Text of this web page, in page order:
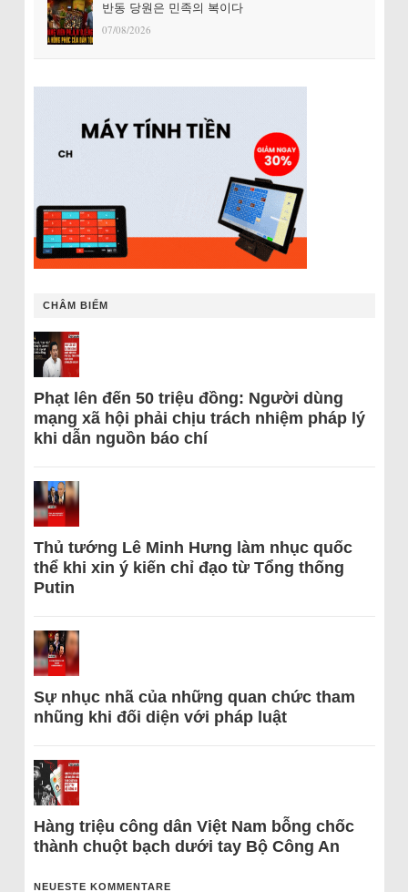
반동 당원은 민족의 복이다
07/08/2026
CHÂM BIẾM
Phạt lên đến 50 triệu đồng: Người dùng
mạng xã hội phải chịu trách nhiệm pháp lý
khi dẫn nguồn báo chí
Thủ tướng Lê Minh Hưng làm nhục quốc
thể khi xin ý kiến chỉ đạo từ Tổng thống
Putin
Sự nhục nhã của những quan chức tham
nhũng khi đối diện với pháp luật
Hàng triệu công dân Việt Nam bỗng chốc
thành chuột bạch dưới tay Bộ Công An
NEUESTE KOMMENTARE